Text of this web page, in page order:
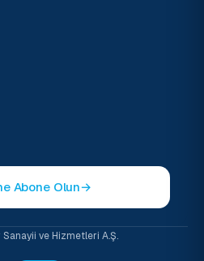
Abone Olun→
ve Hizmetleri A.Ş.